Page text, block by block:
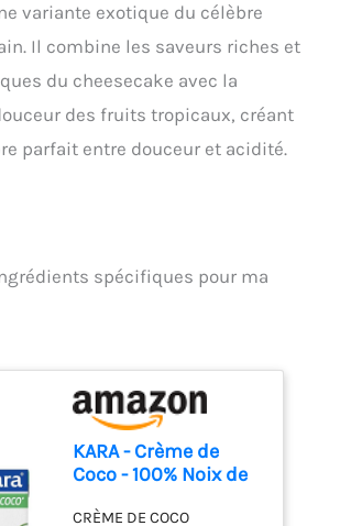
variante exotique du célèbre
Il combine les saveurs riches et
du cheesecake avec la
des fruits tropicaux, créant
parfait entre douceur et acidité.
spécifiques pour ma
KARA - Crème de
Coco - 100% Noix de
400ml
CRÈME DE COCO